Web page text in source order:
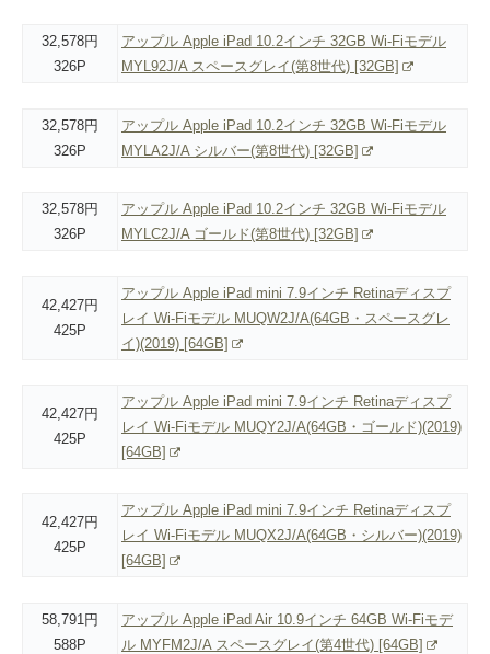
32,578円
326P
アップル Apple iPad 10.2インチ 32GB Wi-Fiモデル
MYL92J/A スペースグレイ(第8世代) [32GB]
32,578円
326P
アップル Apple iPad 10.2インチ 32GB Wi-Fiモデル
MYLA2J/A シルバー(第8世代) [32GB]
32,578円
326P
アップル Apple iPad 10.2インチ 32GB Wi-Fiモデル
MYLC2J/A ゴールド(第8世代) [32GB]
42,427円
425P
アップル Apple iPad mini 7.9インチ Retinaディスプ
レイ Wi-Fiモデル MUQW2J/A(64GB・スペースグレ
イ)(2019) [64GB]
42,427円
425P
アップル Apple iPad mini 7.9インチ Retinaディスプ
レイ Wi-Fiモデル MUQY2J/A(64GB・ゴールド)(2019)
[64GB]
42,427円
425P
アップル Apple iPad mini 7.9インチ Retinaディスプ
レイ Wi-Fiモデル MUQX2J/A(64GB・シルバー)(2019)
[64GB]
58,791円
588P
アップル Apple iPad Air 10.9インチ 64GB Wi-Fiモデ
ル MYFM2J/A スペースグレイ(第4世代) [64GB]